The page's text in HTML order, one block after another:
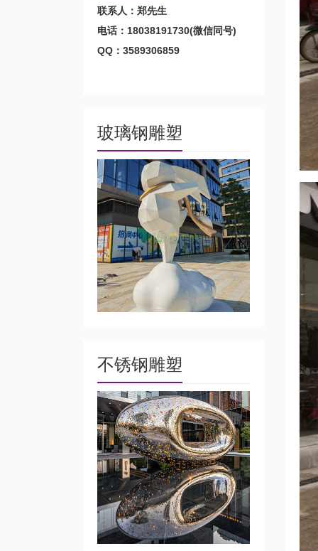
联系人：郑先生
电话：18038191730(微信同号)
QQ：3589306859
玻璃钢雕塑
不锈钢雕塑